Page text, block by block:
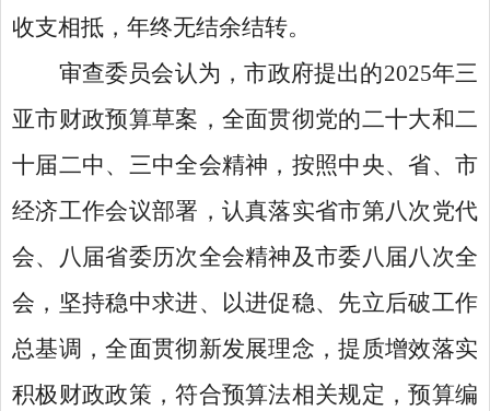
收支相抵，年终无结余结转。
审查委员会认为，市政府提出的2025年三
亚市财政预算草案，全面贯彻党的二十大和二
十届二中、三中全会精神，按照中央、省、市
经济工作会议部署，认真落实省市第八次党代
会、八届省委历次全会精神及市委八届八次全
会，坚持稳中求进、以进促稳、先立后破工作
总基调，全面贯彻新发展理念，提质增效落实
积极财政政策，符合预算法相关规定，预算编